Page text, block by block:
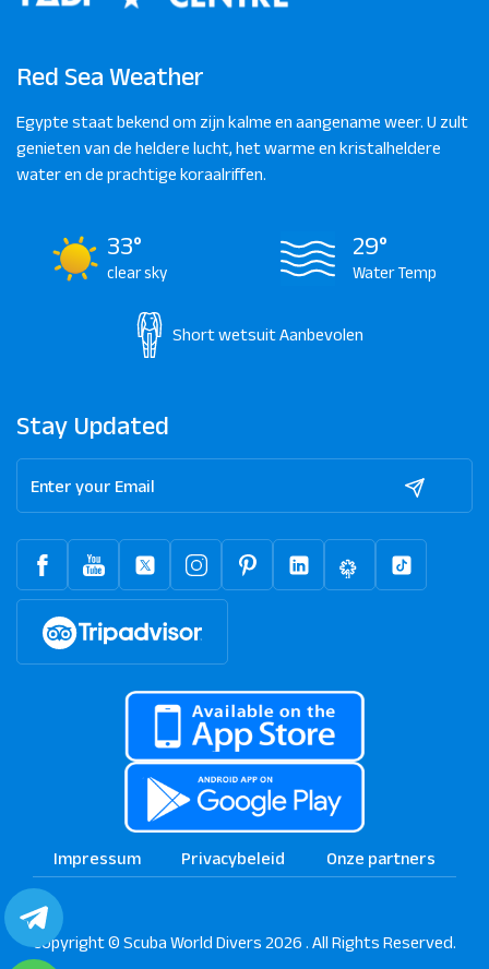
Red Sea Weather
Egypte staat bekend om zijn kalme en aangename weer. U zult
genieten van de heldere lucht, het warme en kristalheldere
water en de prachtige koraalriffen.
33°
clear sky
29°
Water Temp
Short wetsuit Aanbevolen
Stay Updated
Impressum Privacybeleid Onze partners
Copyright © Scuba World Divers 2026 . All Rights Reserved.